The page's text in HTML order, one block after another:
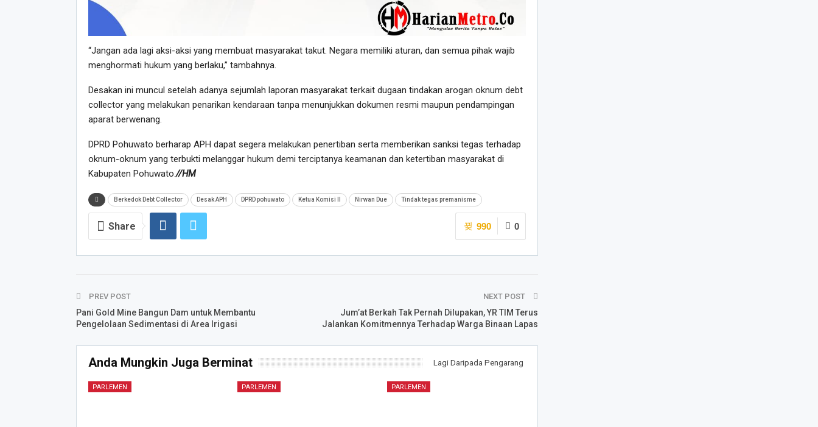
“Jangan ada lagi aksi-aksi yang membuat masyarakat takut. Negara memiliki aturan, dan semua pihak wajib
menghormati hukum yang berlaku,” tambahnya.
Desakan ini muncul setelah adanya sejumlah laporan masyarakat terkait dugaan tindakan arogan oknum debt
collector yang melakukan penarikan kendaraan tanpa menunjukkan dokumen resmi maupun pendampingan
aparat berwenang.
DPRD Pohuwato berharap APH dapat segera melakukan penertiban serta memberikan sanksi tegas terhadap
oknum-oknum yang terbukti melanggar hukum demi terciptanya keamanan dan ketertiban masyarakat di
Kabupaten Pohuwato.//HM
Berkedok Debt Collector Desak APH DPRD pohuwato Ketua Komisi II Nirwan Due Tindak tegas premanisme
0
990
Share
PREV POST
Pani Gold Mine Bangun Dam untuk Membantu
Pengelolaan Sedimentasi di Area Irigasi
NEXT POST
Jum’at Berkah Tak Pernah Dilupakan, YR TIM Terus
Jalankan Komitmennya Terhadap Warga Binaan Lapas
Anda Mungkin Juga Berminat Lagi Daripada Pengarang
PARLEMEN PARLEMEN PARLEMEN